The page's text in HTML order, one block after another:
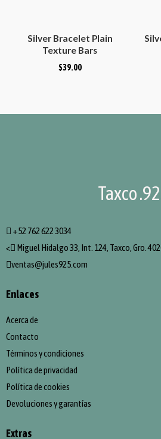
Silver Bracelet Plain
Texture Bars
$39.00
Taxco
+52 762 622 3034
<
Miguel Hidalgo 33, Int. 124, Taxco, Gro.
ventas@jules925.com
Enlaces
Acerca de
Contacto
Términos y condiciones
Política de privacidad
Política de cookies
Devoluciones y garantías
Extras